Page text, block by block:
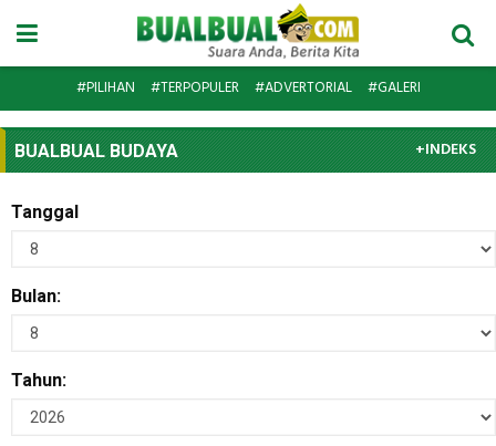
#PILIHAN #TERPOPULER #ADVERTORIAL #GALERI
BUALBUAL BUDAYA +INDEKS
Tanggal
Bulan:
Tahun: